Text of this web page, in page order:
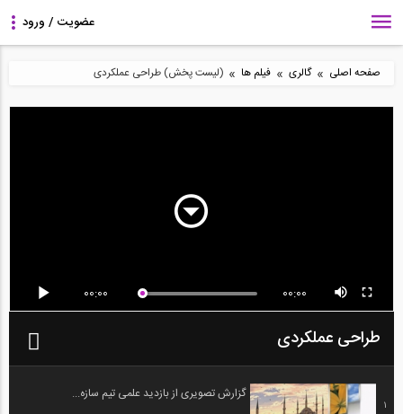
صفحه اصلی » گالری » فیلم ها » (لیست پخش) طراحی عملکردی
00:00 00:00
طراحی عملکردی
1
گزارش تصویری از بازدید علمی تیم سازه...